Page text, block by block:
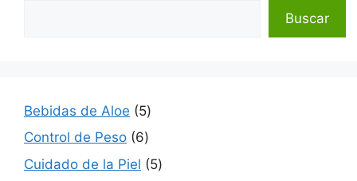
Buscar
Bebidas de Aloe 55
productos
Control de Peso 66
productos
Cuidado de la Piel 55